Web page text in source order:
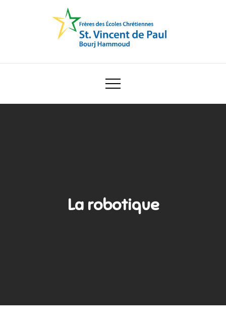
Ecole Saint Vincent de Paul
La robotique